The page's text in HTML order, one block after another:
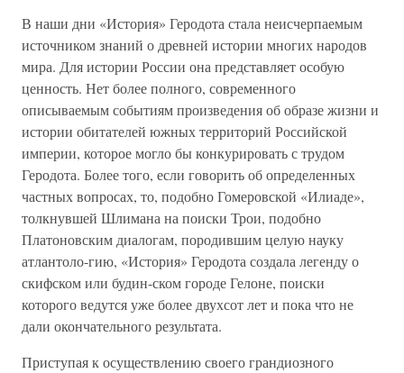
В наши дни «История» Геродота стала неисчерпаемым
источником знаний о древней истории многих народов
мира. Для истории России она представляет особую
ценность. Нет более полного, современного
описываемым событиям произведения об образе жизни и
истории обитателей южных территорий Российской
империи, которое могло бы конкурировать с трудом
Геродота. Более того, если говорить об определенных
частных вопросах, то, подобно Гомеровской «Илиаде»,
толкнувшей Шлимана на поиски Трои, подобно
Платоновским диалогам, породившим целую науку
атлантоло-гию, «История» Геродота создала легенду о
скифском или будин-ском городе Гелоне, поиски
которого ведутся уже более двухсот лет и пока что не
дали окончательного результата.
Приступая к осуществлению своего грандиозного